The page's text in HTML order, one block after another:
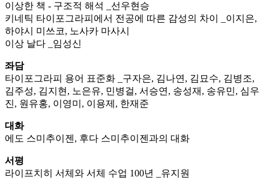
이상한 책 - 구조적 해석 _선우현승
키네틱 타이포그라피에서 전공에 따른 감성의 차이 _이지은,
하야시 미쓰코, 노사카 마사시
이상 날다 _임성신
좌담
타이포그라피 용어 표준화 _구자은, 김나연, 김묘수, 김병조,
김주성, 김지현, 노은유, 민병걸, 서승연, 송성재, 송유민, 심우
진, 원유홍, 이영미, 이용제, 한재준
대화
에도 스미추이젠, 후다 스미추이젠과의 대화
서평
라이프치히 서체와 서체 수업 100년 _유지원